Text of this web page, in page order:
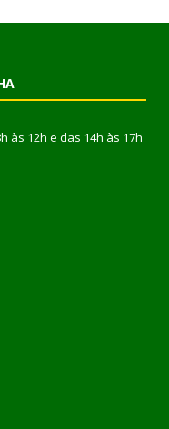
às 12h e das 14h às 17h